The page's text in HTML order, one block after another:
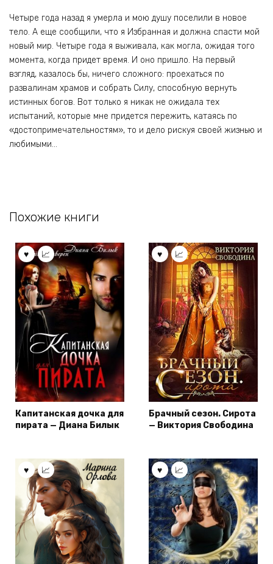
Четыре года назад я умерла и мою душу поселили в новое
тело. А еще сообщили, что я Избранная и должна спасти мой
новый мир. Четыре года я выживала, как могла, ожидая того
момента, когда придет время. И оно пришло. На первый
взгляд, казалось бы, ничего сложного: проехаться по
развалинам храмов и собрать Силу, способную вернуть
истинных богов. Вот только я никак не ожидала тех
испытаний, которые мне придется пережить, катаясь по
«достопримечательностям», то и дело рискуя своей жизнью и
любимыми…
Похожие книги
Капитанская дочка для
пирата — Диана Билык
Брачный сезон. Сирота
— Виктория Свободина